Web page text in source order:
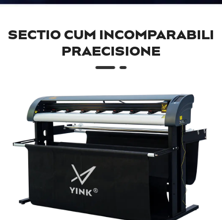
SECTIO CUM INCOMPARABILI
PRAECISIONE